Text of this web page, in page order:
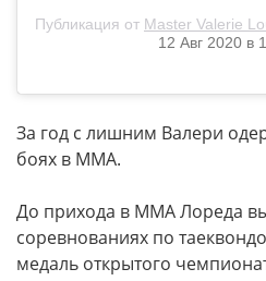
Публикация от Master Valerie
12 Авг 2020 в
За год с лишним Валери
боях в MMA.
До прихода в ММА Лореда
соревнованиях по
медаль открытого